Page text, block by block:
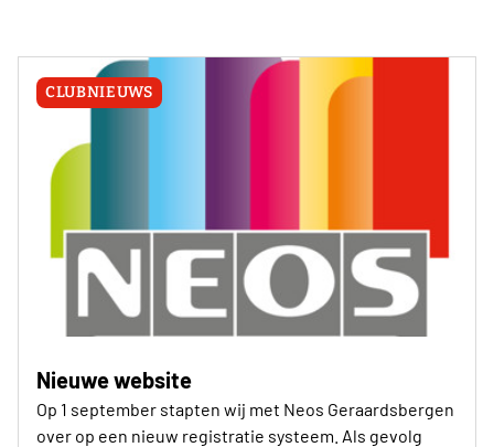
CLUBNIEUWS
Nieuwe website
Op 1 september stapten wij met Neos Geraardsbergen
over op een nieuw registratie systeem. Als gevolg